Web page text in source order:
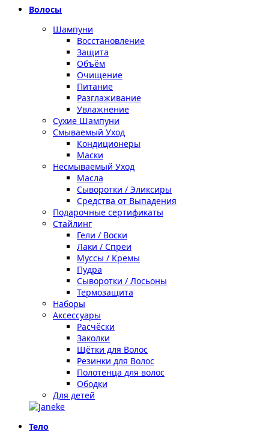
Волосы
Шампуни
Восстановление
Защита
Объём
Очищение
Питание
Разглаживание
Увлажнение
Сухие Шампуни
Смываемый Уход
Кондиционеры
Маски
Несмываемый Уход
Масла
Сыворотки / Эликсиры
Средства от Выпадения
Подарочные сертификаты
Стайлинг
Гели / Воски
Лаки / Спреи
Муссы / Кремы
Пудра
Сыворотки / Лосьоны
Термозащита
Наборы
Аксессуары
Расчёски
Заколки
Щётки для Волос
Резинки для Волос
Полотенца для волос
Ободки
Для детей
Тело